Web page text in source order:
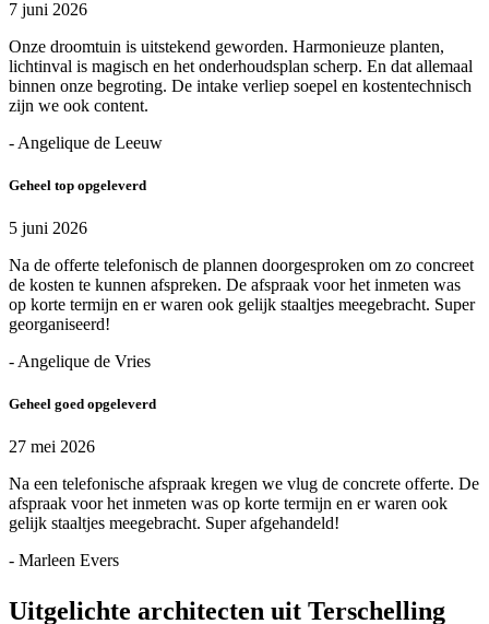
7 juni 2026
Onze droomtuin is uitstekend geworden. Harmonieuze planten,
lichtinval is magisch en het onderhoudsplan scherp. En dat allemaal
binnen onze begroting. De intake verliep soepel en kostentechnisch
zijn we ook content.
- Angelique de Leeuw
Geheel top opgeleverd
5 juni 2026
Na de offerte telefonisch de plannen doorgesproken om zo concreet
de kosten te kunnen afspreken. De afspraak voor het inmeten was
op korte termijn en er waren ook gelijk staaltjes meegebracht. Super
georganiseerd!
- Angelique de Vries
Geheel goed opgeleverd
27 mei 2026
Na een telefonische afspraak kregen we vlug de concrete offerte. De
afspraak voor het inmeten was op korte termijn en er waren ook
gelijk staaltjes meegebracht. Super afgehandeld!
- Marleen Evers
Uitgelichte architecten uit Terschelling